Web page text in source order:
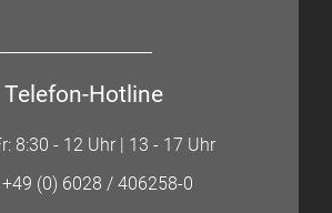
Telefon-Hotline
8:30 - 12 Uhr | 13 - 17 Uhr
+49 (0) 6028 / 406258-0